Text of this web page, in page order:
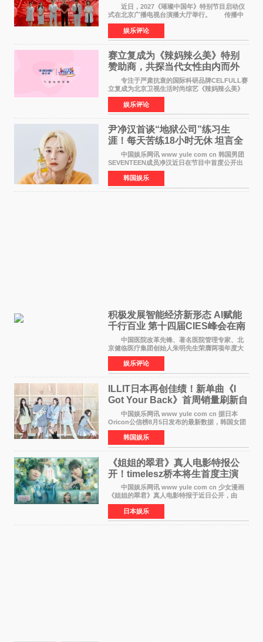
作圆满启动
近日，2027《璀璨中国年》特别节目启动仪
式在北京广播电视台演播大厅举行。 传播中
华优秀传统文化，弘扬纯正国风艺术，打造高规
格、高质感、正能量的文艺盛典，是璀璨中国年
矢志不渝的初心
娱乐评论
赛立复成为《辣妈辣么美》特别
赞助商，共探当代女性由内而外
活力美
专注于严肃抗衰的国际科研品牌CELFULL赛
立复成为北京卫视生活时尚综艺《辣妈辣么美》
的特别赞助商,明星辣妈袁咏仪倾情参与，向广大
都市女性传递健康生活新主张，寄语当代女性在
家庭与自我之间
娱乐评论
尹净汉首谈“地狱公司”练习生
涯！每天苦练18小时无休 坦言全
靠成员撑过来
中国娱乐网讯 www yule com cn 韩国男团
SEVENTEEN成员净汉近日在节目中首度公开出
道前的残酷练习生经历，并提及经纪公司Pledis
娱乐，引发广泛关注。 在8月2日播出的日本
TBS综艺节目《周
韩国娱乐
积极发展智能经济新形态 Al赋能
千行百业 第十四届CIES峰会在南
京盛大召开
中国医院改革先锋、著名医院管理专家、北
京健临医疗集团创始人朱明先生荣膺两项年度大
奖 2026年7月31日，盛夏金陵，长江之畔，
以重落地·真务实·强链接为主题的2026&lsquo;人
工智能+&rsquo
娱乐评论
ILLIT日本再创佳绩！新单曲《I
Got Your Back》首周销量刷新自
身纪录
中国娱乐网讯 www yule com cn 据日本
Oricon公信榜8月5日发布的最新数据，韩国女团
ILLIT在日本发行的第二张单曲《I Got Your
Back》首周销量达到71,009张，成功跻身最新一
期周单曲排行
韩国娱乐
《姐姐的翠君》真人电影特报公
开！timelesz桥本将生首度主演
12月4日上映
中国娱乐网讯 www yule com cn 少女漫画
《姐姐的翠君》真人电影特报于近日公开，由
timelesz成员桥本将生担任主演，这也是他首次
担任电影主演，引发高度关注。 女高中生咲
苗翠（中岛瑠菜
日本娱乐